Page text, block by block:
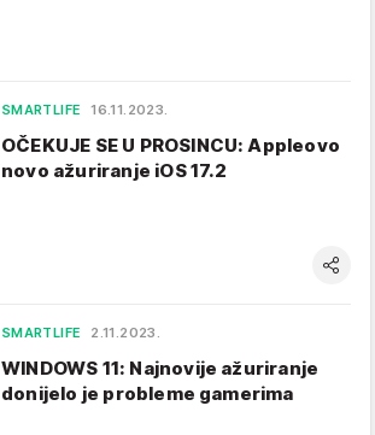
SMARTLIFE 16.11.2023.
OČEKUJE SE U PROSINCU: Appleovo
novo ažuriranje iOS 17.2
SMARTLIFE 2.11.2023.
WINDOWS 11: Najnovije ažuriranje
donijelo je probleme gamerima